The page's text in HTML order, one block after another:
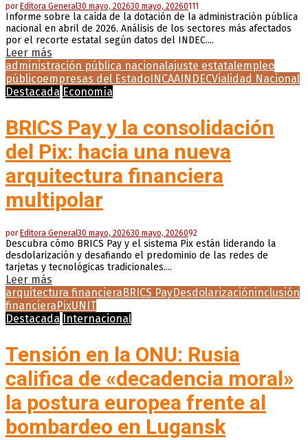
porEditora General30 mayo, 202630 mayo, 20260111
Informe sobre la caída de la dotación de la administración pública
nacional en abril de 2026. Análisis de los sectores más afectados
por el recorte estatal según datos del INDEC....
Leer más
administración pública nacionalajuste estatalempleo
públicoempresas del EstadoINCAAINDECVialidad Nacional
Destacada Economía
BRICS Pay y la consolidación
del Pix: hacia una nueva
arquitectura financiera
multipolar
por Editora General30 mayo, 202630 mayo, 2026092
Descubra cómo BRICS Pay y el sistema Pix están liderando la
desdolarización y desafiando el predominio de las redes de
tarjetas y tecnológicas tradicionales....
Leer más
arquitectura financiera BRICS PayDesdolarizacióninclusión
financiera PixUNIT
Destacada Internacional
Tensión en la ONU: Rusia
califica de «decadencia moral»
la postura europea frente al
bombardeo en Lugansk